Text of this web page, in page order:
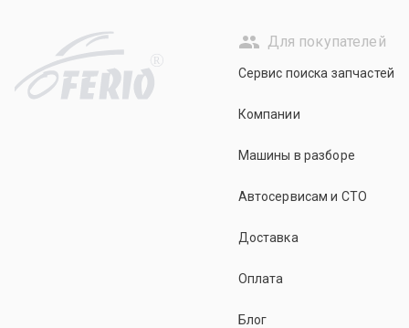
R
Для покупателей
Сервис поиска запчастей
Компании
Машины в разборе
Автосервисам и СТО
Доставка
Оплата
Блог